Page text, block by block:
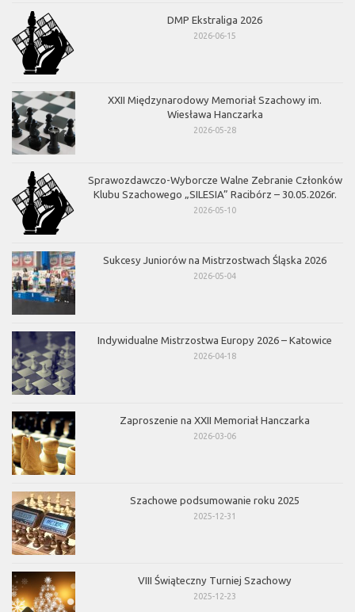
DMP Ekstraliga 2026
2026-06-15
XXII Międzynarodowy Memoriał Szachowy im.
Wiesława Hanczarka
2026-05-28
Sprawozdawczo-Wyborcze Walne Zebranie Członków
Klubu Szachowego „SILESIA” Racibórz – 30.05.2026r.
2026-05-10
Sukcesy Juniorów na Mistrzostwach Śląska 2026
2026-05-04
Indywidualne Mistrzostwa Europy 2026 – Katowice
2026-04-18
Zaproszenie na XXII Memoriał Hanczarka
2026-03-06
Szachowe podsumowanie roku 2025
2025-12-31
VIII Świąteczny Turniej Szachowy
2025-12-23